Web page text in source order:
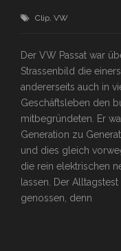
Clip VW
Der VW Passat war
Strassenbild die
andererseits auch in
Geschäftsleben den
mitbegründeten. Er
Generation zu
und dies gleich
die rein elektrischen
lassen. Der
genossen, denn